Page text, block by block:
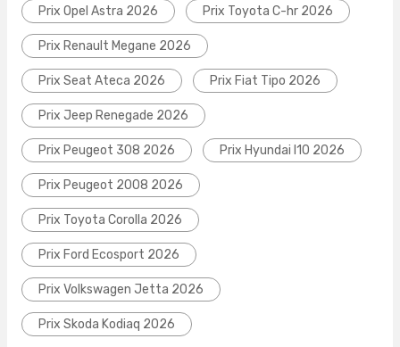
Prix Opel Astra 2026 Prix Toyota C-hr 2026
Prix Renault Megane 2026
Prix Seat Ateca 2026 Prix Fiat Tipo 2026
Prix Jeep Renegade 2026
Prix Peugeot 308 2026 Prix Hyundai I10 2026
Prix Peugeot 2008 2026
Prix Toyota Corolla 2026
Prix Ford Ecosport 2026
Prix Volkswagen Jetta 2026
Prix Skoda Kodiaq 2026